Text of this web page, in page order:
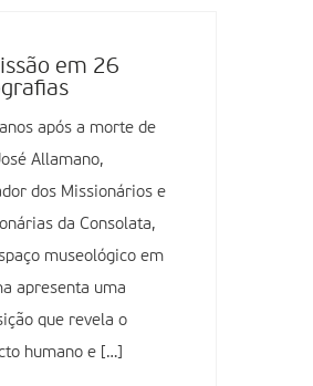
em 26
após a morte de
Allamano,
dos Missionários e
da Consolata,
museológico em
apresenta uma
que revela o
humano e […]